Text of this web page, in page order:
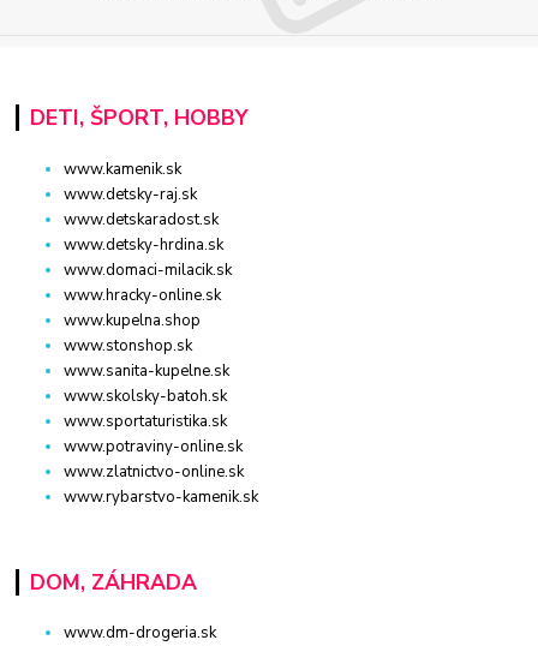
DETI, ŠPORT, HOBBY
www.kamenik.sk
www.detsky-raj.sk
www.detskaradost.sk
www.detsky-hrdina.sk
www.domaci-milacik.sk
www.hracky-online.sk
www.kupelna.shop
www.stonshop.sk
www.sanita-kupelne.sk
www.skolsky-batoh.sk
www.sportaturistika.sk
www.potraviny-online.sk
www.zlatnictvo-online.sk
www.rybarstvo-kamenik.sk
DOM, ZÁHRADA
www.dm-drogeria.sk